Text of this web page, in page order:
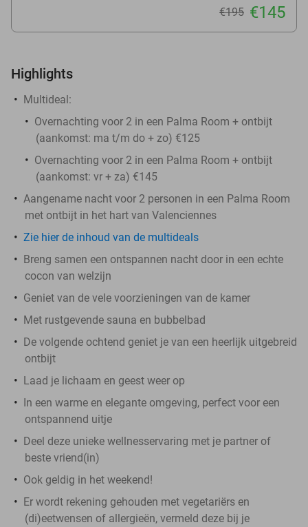
€195 €145
Highlights
Multideal:
Overnachting voor 2 in een Palma Room + ontbijt
(aankomst: ma t/m do + zo) €125
Overnachting voor 2 in een Palma Room + ontbijt
(aankomst: vr + za) €145
Aangename nacht voor 2 personen in een Palma Room
met ontbijt in het hart van Valenciennes
Zie hier de inhoud van de multideals
Breng samen een ontspannen nacht door in een echte
cocon van welzijn
Geniet van de vele voorzieningen van de kamer
Met rustgevende sauna en bubbelbad
De volgende ochtend geniet je van een heerlijk uitgebreid
ontbijt
Laad je lichaam en geest weer op
In een warme en elegante omgeving, perfect voor een
ontspannend uitje
Deel deze unieke wellnesservaring met je partner of
beste vriend(in)
Ook geldig in het weekend!
Er wordt rekening gehouden met vegetariërs en
(di)eetwensen of allergieën, vermeld deze bij je